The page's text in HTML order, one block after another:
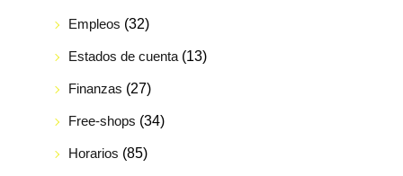
Empleos (32)
Estados de cuenta(13)
Finanzas (27)
Free-shops (34)
Horarios (85)